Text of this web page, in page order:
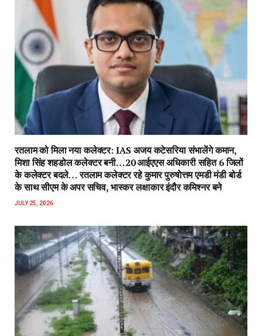
रतलाम को मिला नया कलेक्टर: IAS अजय कटेसरिया संभालेंगे कमान,
मिशा सिंह शहडोल कलेक्टर बनी…20 आईएएस अधिकारी सहित 6 जिलों
के कलेक्टर बदले… रतलाम कलेक्टर रहे कुमार पुरुषोत्तम एमडी मंडी बोर्ड
के साथ सीएम के अपर सचिव, भास्कर लक्षाकार इंदौर कमिश्नर बने
JULY 25, 2026